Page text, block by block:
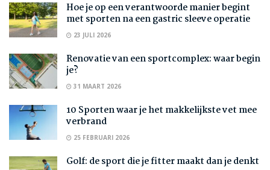
Hoe je op een verantwoorde manier begint
met sporten na een gastric sleeve operatie
23 JULI 2026
Renovatie van een sportcomplex: waar begin
je?
31 MAART 2026
10 Sporten waar je het makkelijkste vet mee
verbrand
25 FEBRUARI 2026
Golf: de sport die je fitter maakt dan je denkt